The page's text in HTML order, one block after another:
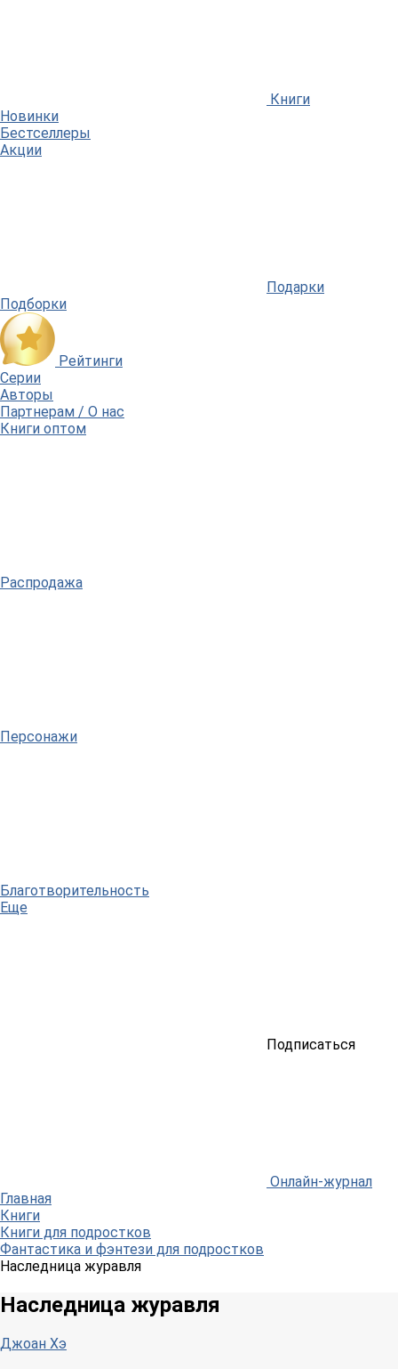
Книги
Новинки
Бестселлеры
Акции
Подарки
Подборки
Рейтинги
Серии
Авторы
Партнерам / О нас
Книги оптом
Распродажа
Персонажи
Благотворительность
Еще
Подписаться
Онлайн-журнал
Главная
Книги
Книги для подростков
Фантастика и фэнтези для подростков
Наследница журавля
Наследница журавля
Джоан Хэ